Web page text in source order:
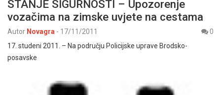
STANJE SIGURNOSTI – Upozorenje
vozačima na zimske uvjete na cestama
Autor Novagra - 17/11/2011
0
17. studeni 2011. – Na području Policijske uprave Brodsko-
posavske